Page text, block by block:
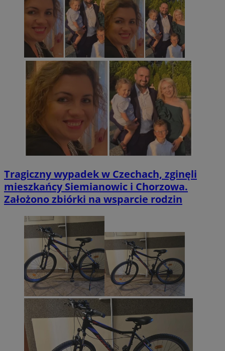
Tragiczny wypadek w Czechach, zginęli
mieszkańcy Siemianowic i Chorzowa.
Założono zbiórki na wsparcie rodzin